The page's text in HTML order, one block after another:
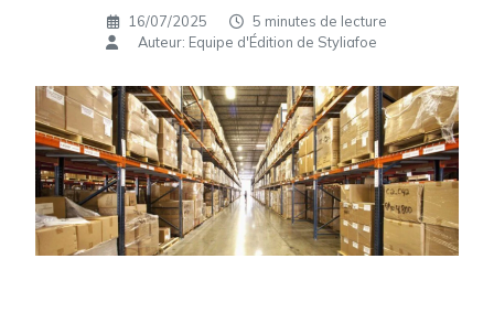
16/07/2025
5 minutes de lecture
Auteur: Equipe d'Édition de Styliafoe